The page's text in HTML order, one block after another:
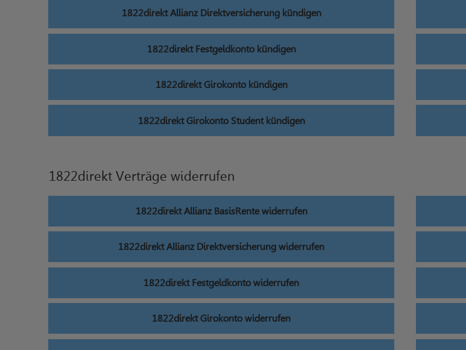
1822direkt Allianz Direktversicherung kündigen
1822direkt Festgeldkonto kündigen
1822direkt Girokonto kündigen
1822direkt Girokonto Student kündigen
1822direkt Verträge widerrufen
1822direkt Allianz BasisRente widerrufen
1822direkt Allianz Direktversicherung widerrufen
1822direkt Festgeldkonto widerrufen
1822direkt Girokonto widerrufen